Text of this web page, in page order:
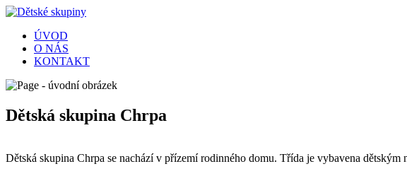
ÚVOD
O NÁS
KONTAKT
Dětská skupina Chrpa
Dětská skupina Chrpa se nachází v přízemí rodinného domu. Třída je vybavena